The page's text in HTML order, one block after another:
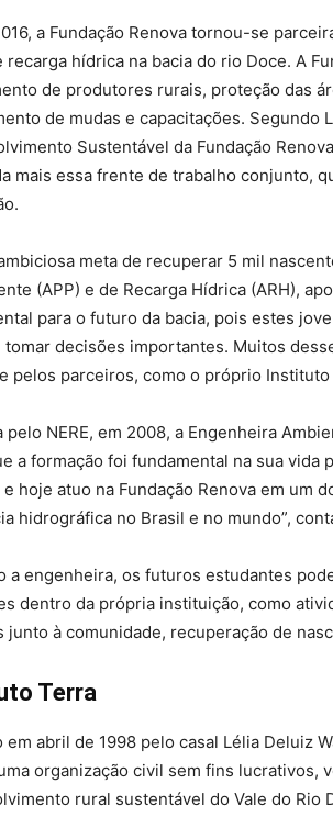
a Fundação Renova tornou-se
recarga hídrica na bacia do rio Doce. A
de produtores rurais, proteção das
de mudas e capacitações. Segundo
Sustentável da Fundação
mais essa frente de trabalho conjunto,
meta de recuperar 5 mil
(APP) e de Recarga Hídrica (ARH),
para o futuro da bacia, pois estes
tomar decisões importantes. Muitos
pelos parceiros, como o próprio
pelo NERE, em 2008, a Engenheira
a formação foi fundamental na sua
hoje atuo na Fundação Renova em um
hidrográfica no Brasil e no mundo”,
a engenheira, os futuros estudantes
dentro da própria instituição, como
junto à comunidade, recuperação de
Terra
em abril de 1998 pelo casal Lélia Deluiz
organização civil sem fins lucrativos,
rural sustentável do Vale do Rio